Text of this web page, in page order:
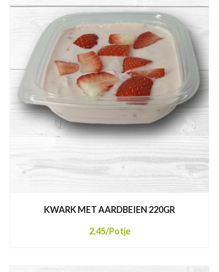
KWARK MET AARDBEIEN 220GR
2,45/Potje